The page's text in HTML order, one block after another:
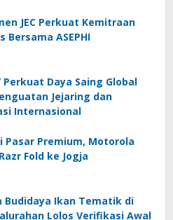
JEC Perkuat Kemitraan
Bersama ASEPHI
Perkuat Daya Saing Global
Jejaring dan
Internasional
Pasar Premium, Motorola
Fold ke Jogja
Budidaya Ikan Tematik di
Lolos Verifikasi Awal